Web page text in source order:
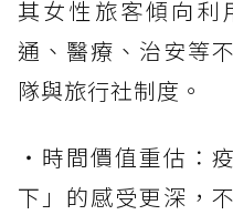
其女性旅客傾向利
通、醫療、治安等
隊與旅行社制度。
・時間價值重估：
下」的感受更深，